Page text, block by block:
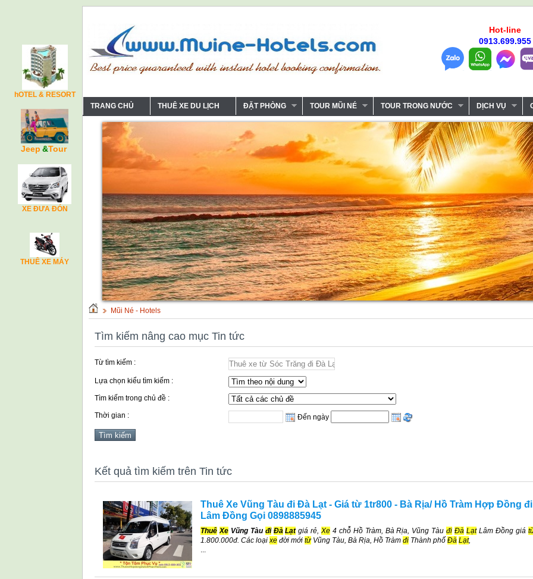
hOTEL & RESORT
Jeep &Tour
XE ĐƯA ĐÓN
THUÊ XE MÁY
Hot-line
0913.699.955
TRANG CHỦ THUÊ XE DU LỊCH ĐẶT PHÒNG TOUR MŨI NÉ TOUR TRONG NƯỚC DỊCH VỤ
Mũi Né - Hotels
Tìm kiếm nâng cao mục Tin tức
Từ tìm kiếm :
Lựa chọn kiểu tìm kiếm :
Tìm kiếm trong chủ đề :
Thời gian : Đến ngày
Kết quả tìm kiếm trên Tin tức
Thuê Xe Vũng Tàu đi Đà Lạt - Giá từ 1tr800 - Bà Rịa/ Hồ Tràm Hợp Đồng đi
Lâm Đồng Gọi 0898885945
Thuê XeVũng Tàu đi Đà Lạt giá rẻ,Xe 4 chỗ Hồ Tràm, Bà Rịa, Vũng Tàuđi Đà LạtLâm Đồng giá
1.800.000đ. Các loại xe đời mới từVũng Tàu, Bà Rịa, Hồ Tràm đi Thành phố Đà Lạt,